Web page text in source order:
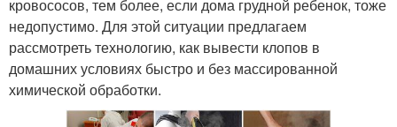
кровососов, тем более, если дома грудной ребенок, тоже
недопустимо. Для этой ситуации предлагаем
рассмотреть технологию, как вывести клопов в
домашних условиях быстро и без массированной
химической обработки.